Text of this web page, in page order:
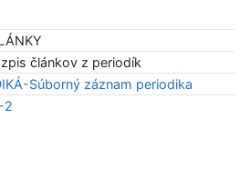
článkov z periodík
Súborný záznam periodika
2